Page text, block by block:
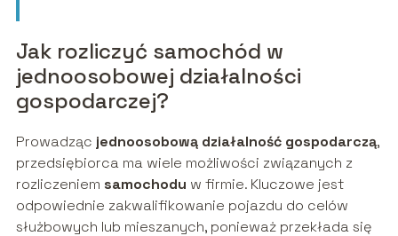
Jak rozliczyć samochód w
jednoosobowej działalności
gospodarczej?
Prowadząc jednoosobową działalność gospodarczą,
przedsiębiorca ma wiele możliwości związanych z
rozliczeniem samochodu w firmie. Kluczowe jest
odpowiednie zakwalifikowanie pojazdu do celów
służbowych lub mieszanych, ponieważ przekłada się